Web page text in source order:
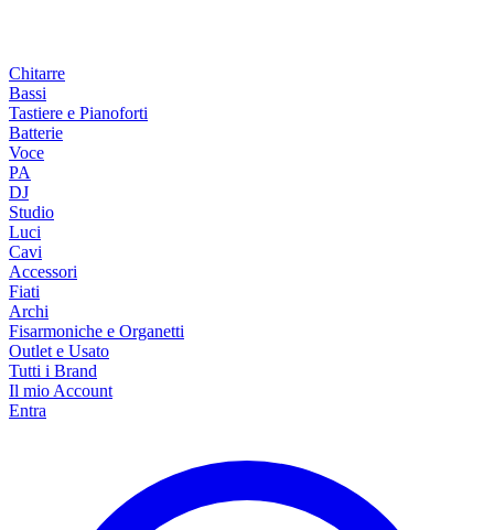
Chitarre
Bassi
Tastiere e Pianoforti
Batterie
Voce
PA
DJ
Studio
Luci
Cavi
Accessori
Fiati
Archi
Fisarmoniche e Organetti
Outlet e Usato
Tutti i Brand
Il mio Account
Entra